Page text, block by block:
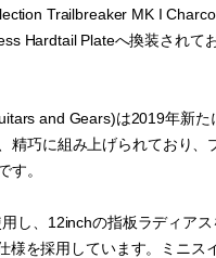
Trailbreaker MK I
Hardtail Plateへ換装されて
and Gears)は2019年新た
精巧に組み上げられており、
す。
し、12inchの指板ラディア
を採用しています。ミニス